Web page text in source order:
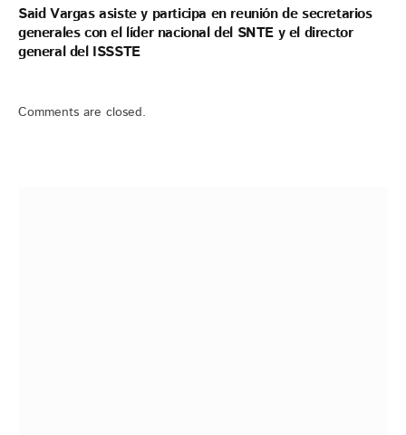
Said Vargas asiste y participa en reunión de secretarios
generales con el líder nacional del SNTE y el director
general del ISSSTE
Comments are closed.